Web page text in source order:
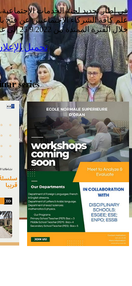
في إطار تجديد لجنة الخدمات
علم كافة الشركاء الإجتماعيين عن فتح
خلال الفترة الممتدة من 25/9/2022 إلى غاية /09/10/ 2022
تحميل
series